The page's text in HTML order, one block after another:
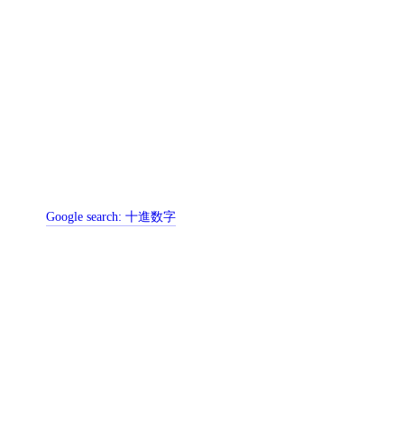
Google search:十進数字